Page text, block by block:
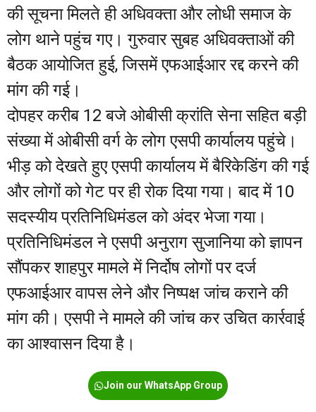
की सूचना मिलते ही अधिवक्ता और लोधी समाज के
लोग थाने पहुंच गए। गुरुवार सुबह अधिवक्ताओं की
बैठक आयोजित हुई, जिसमें एफआईआर रद्द करने की
मांग की गई।
दोपहर करीब 12 बजे ओबीसी क्रांति सेना सहित बड़ी
संख्या में ओबीसी वर्ग के लोग एसपी कार्यालय पहुंचे।
भीड़ को देखते हुए एसपी कार्यालय में बैरिकेडिंग की गई
और लोगों को गेट पर ही रोक दिया गया। बाद में 10
सदस्यीय प्रतिनिधिमंडल को अंदर भेजा गया।
प्रतिनिधिमंडल ने एसपी अनुराग सुजानिया को ज्ञापन
सौंपकर शाहपुर मामले में निर्दोष लोगों पर दर्ज
एफआईआर वापस लेने और निष्पक्ष जांच कराने की
मांग की। एसपी ने मामले की जांच कर उचित कार्रवाई
का आश्वासन दिया है।
Join our WhatsApp Group